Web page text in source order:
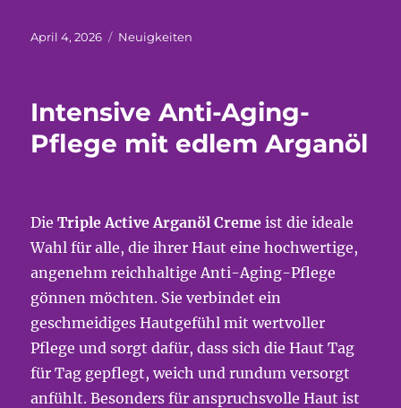
Veröffentlicht
April 4, 2026 Kategorien
Neuigkeiten
Intensive Anti-Aging-
Pflege mit edlem Arganöl
DieTriple Active Arganöl Creme ist die ideale
Wahl für alle, die ihrer Haut eine hochwertige,
angenehm reichhaltige Anti-Aging-Pflege
gönnen möchten. Sie verbindet ein
geschmeidiges Hautgefühl mit wertvoller
Pflege und sorgt dafür, dass sich die Haut Tag
für Tag gepflegt, weich und rundum versorgt
anfühlt. Besonders für anspruchsvolle Haut ist